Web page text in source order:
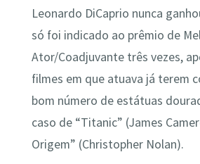
Leonardo DiCaprio nunca
só foi indicado ao prêmio de
Ator/Coadjuvante três vezes,
filmes em que atuava já terem
bom número de estátuas
caso de “Titanic” (James
Origem” (Christopher Nolan).